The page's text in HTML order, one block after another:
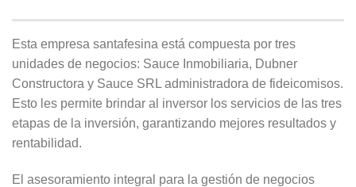
Esta empresa santafesina está compuesta por tres
unidades de negocios: Sauce Inmobiliaria, Dubner
Constructora y Sauce SRL administradora de fideicomisos.
Esto les permite brindar al inversor los servicios de las tres
etapas de la inversión, garantizando mejores resultados y
rentabilidad.
El asesoramiento integral para la gestión de negocios